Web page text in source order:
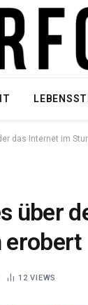
das Internet im
über
erobert
12VIEWS